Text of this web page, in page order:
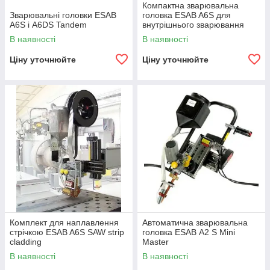
Зварювальні головки ESAB
A6S і A6DS Tandem
В наявності
Ціну уточнюйте
Компактна зварювальна
головка ESAB A6S для
внутрішнього зварювання
В наявності
Ціну уточнюйте
Комплект для наплавлення
стрічкою ESAB A6S SAW strip
cladding
В наявності
Автоматична зварювальна
головка ESAB А2 S Mini
Master
В наявності